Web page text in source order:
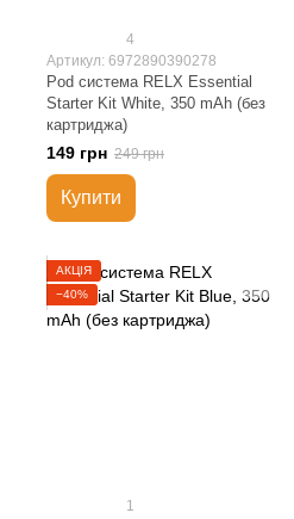
4
Артикул: 6972890390278
Pod система RELX Essential
Starter Kit White, 350 mAh (без
картриджа)
149 грн 249 грн
Купити
АКЦІЯ
−40%
1